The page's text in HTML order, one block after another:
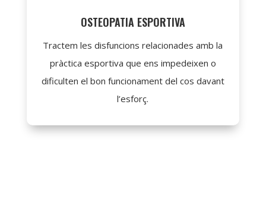
OSTEOPATIA ESPORTIVA
Tractem les disfuncions relacionades amb la
pràctica esportiva que ens impedeixen o
dificulten el bon funcionament del cos davant
l’esforç.